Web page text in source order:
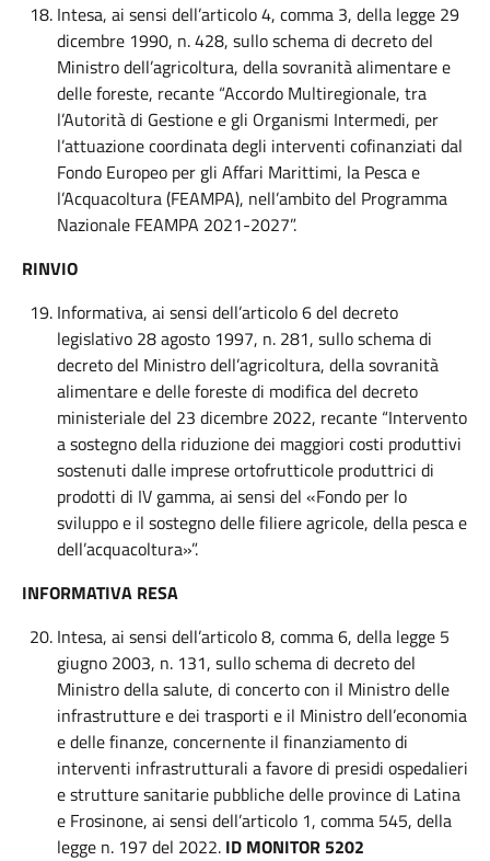
Intesa, ai sensi dell’articolo 4, comma 3, della legge 29
dicembre 1990, n. 428, sullo schema di decreto del
Ministro dell’agricoltura, della sovranità alimentare e
delle foreste, recante “Accordo Multiregionale, tra
l’Autorità di Gestione e gli Organismi Intermedi, per
l’attuazione coordinata degli interventi cofinanziati dal
Fondo Europeo per gli Affari Marittimi, la Pesca e
l’Acquacoltura (FEAMPA), nell’ambito del Programma
Nazionale FEAMPA 2021-2027”.
RINVIO
Informativa, ai sensi dell’articolo 6 del decreto
legislativo 28 agosto 1997, n. 281, sullo schema di
decreto del Ministro dell’agricoltura, della sovranità
alimentare e delle foreste di modifica del decreto
ministeriale del 23 dicembre 2022, recante “Intervento
a sostegno della riduzione dei maggiori costi produttivi
sostenuti dalle imprese ortofrutticole produttrici di
prodotti di IV gamma, ai sensi del «Fondo per lo
sviluppo e il sostegno delle filiere agricole, della pesca e
dell’acquacoltura»”.
INFORMATIVA RESA
Intesa, ai sensi dell’articolo 8, comma 6, della legge 5
giugno 2003, n. 131, sullo schema di decreto del
Ministro della salute, di concerto con il Ministro delle
infrastrutture e dei trasporti e il Ministro dell’economia
e delle finanze, concernente il finanziamento di
interventi infrastrutturali a favore di presidi ospedalieri
e strutture sanitarie pubbliche delle province di Latina
e Frosinone, ai sensi dell’articolo 1, comma 545, della
legge n. 197 del 2022. ID MONITOR 5202